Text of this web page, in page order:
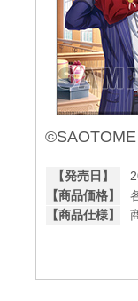
【発売日】
【商品価格】
【商品仕様】